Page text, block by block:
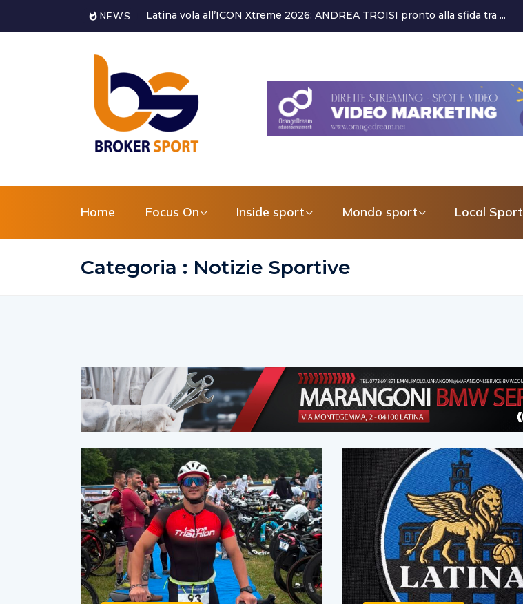
NEWS Alessandro Bagni torna a dedicarsi alla crescita del settore giovanile...
Home Focus On Inside sport Mondo sport Local Sport
Categoria : Notizie Sportive